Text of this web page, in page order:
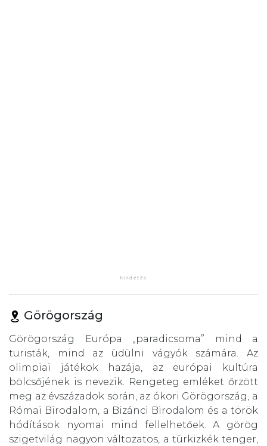
Görögország
Görögország Európa „paradicsoma” mind a
turisták, mind az üdülni vágyók számára. Az
olimpiai játékok hazája, az európai kultúra
bölcsőjének is nevezik. Rengeteg emléket őrzött
meg az évszázadok során, az ókori Görögország, a
Római Birodalom, a Bizánci Birodalom és a török
hódítások nyomai mind fellelhetőek. A görög
szigetvilág nagyon változatos, a türkizkék tenger,